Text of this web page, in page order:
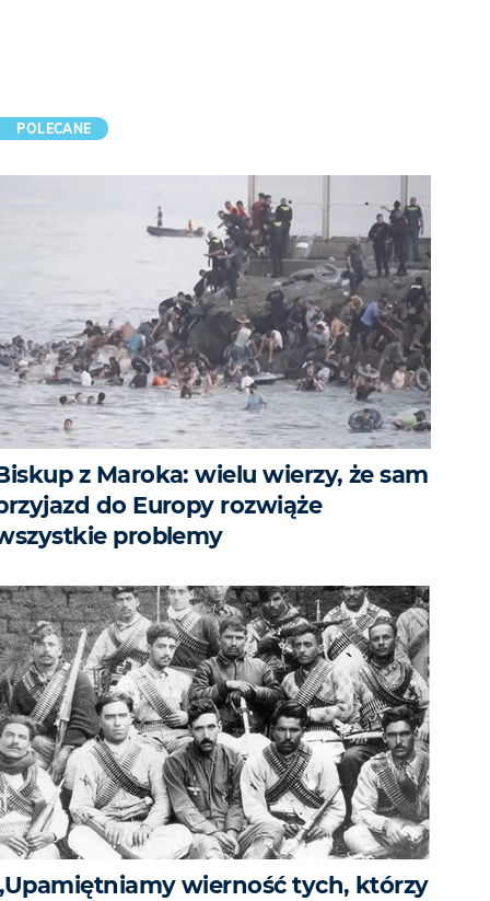
POLECANE
z Maroka: wielu wierzy, że sam
do Europy rozwiąże
problemy
wierność tych, którzy